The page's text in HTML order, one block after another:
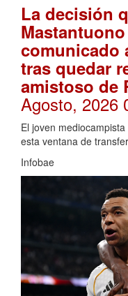
La decisión
comunicado
tras quedar
amistoso de
Agosto, 2026
El joven
esta ventana de
Infobae